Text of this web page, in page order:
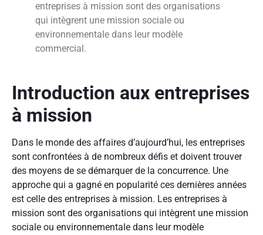
entreprises à mission sont des organisations
qui intègrent une mission sociale ou
environnementale dans leur modèle
commercial.
Introduction aux entreprises
à mission
Dans le monde des affaires d’aujourd’hui, les entreprises
sont confrontées à de nombreux défis et doivent trouver
des moyens de se démarquer de la concurrence. Une
approche qui a gagné en popularité ces dernières années
est celle des entreprises à mission. Les entreprises à
mission sont des organisations qui intègrent une mission
sociale ou environnementale dans leur modèle